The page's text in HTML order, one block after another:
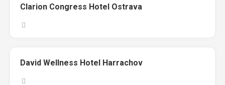
Clarion Congress Hotel Ostrava
David Wellness Hotel Harrachov